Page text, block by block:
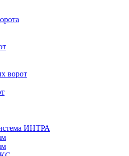
ворот
ИНТРА